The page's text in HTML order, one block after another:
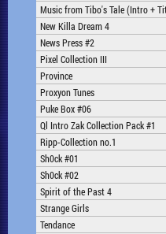
Music from Tibo's Tale (Intro +
New Killa Dream 4
News Press #2
Pixel Collection III
Province
Proxyon Tunes
Puke Box #06
Ql Intro Zak Collection Pack #1
Ripp-Collection no.1
Sh0ck #01
Sh0ck #02
Spirit of the Past 4
Strange Girls
Tendance